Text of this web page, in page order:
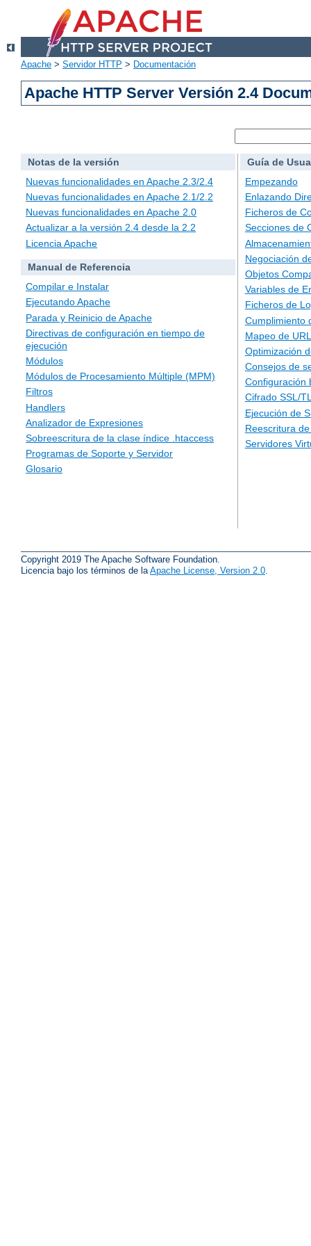
Apache > Servidor HTTP > Documentación
Apache HTTP Server Versión 2.4
Notas de la versión
Nuevas funcionalidades en Apache 2.3/2.4
Nuevas funcionalidades en Apache 2.1/2.2
Nuevas funcionalidades en Apache 2.0
Actualizar a la versión 2.4 desde la 2.2
Licencia Apache
Manual de Referencia
Compilar e Instalar
Ejecutando Apache
Parada y Reinicio de Apache
Directivas de configuración en tiempo de
ejecución
Módulos
Módulos de Procesamiento Múltiple (MPM)
Filtros
Handlers
Analizador de Expresiones
Sobreescritura de la clase índice .htaccess
Programas de Soporte y Servidor
Glosario
Guía de
Empezando
Enlazando
Ficheros de
Secciones de
Negociación
Objetos
Variables de
Ficheros de
Cumplimiento
Mapeo de
Optimización
Consejos de
Configuración
Cifrado SSL/
Ejecución de
Reescritura
Servidores
Copyright 2019 The Apache Software Foundation.
Licencia bajo los términos de la Apache License, Version 2.0